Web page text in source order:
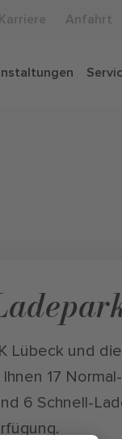
Karriere Anfahrt
Lübeck und
17
6 Schnell-